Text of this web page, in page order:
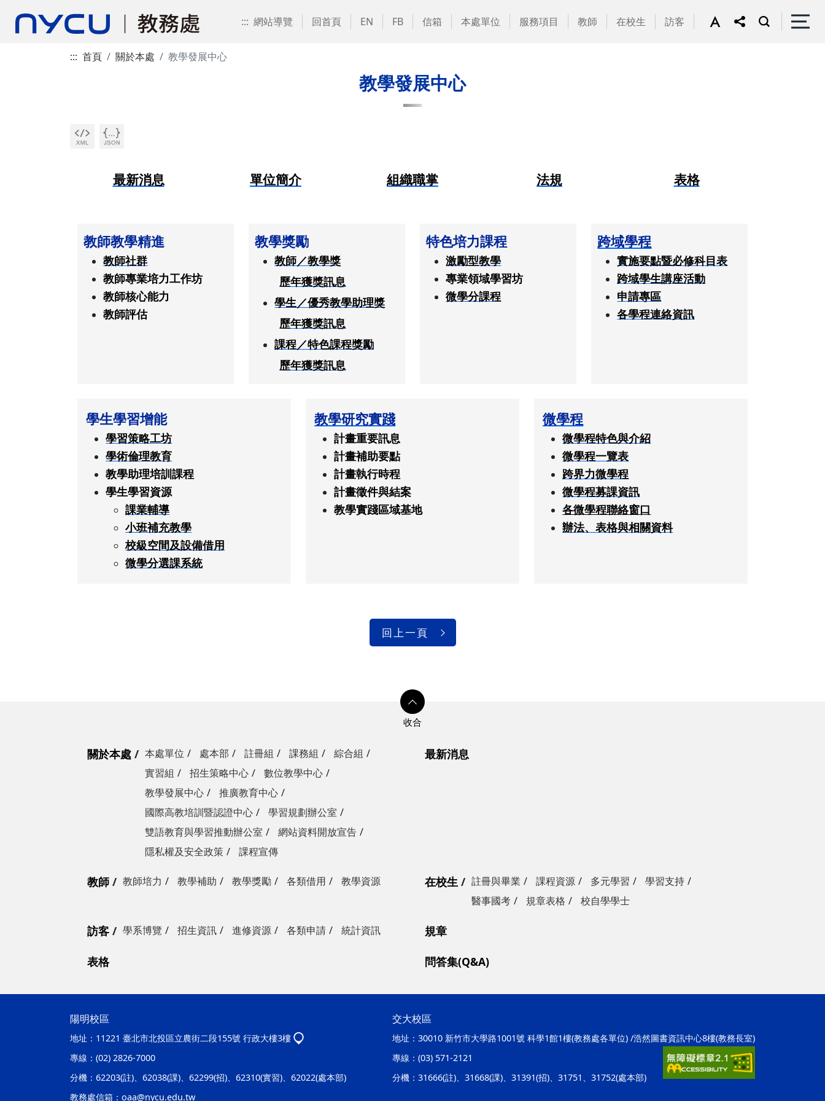
::: 網站導覽 回首頁 EN FB 信箱 本處單位 服務項目 教師 在校生 訪客
::: 首頁 關於本處 教學發展中心
教學發展中心
最新消息 單位簡介 組織職掌 法規 表格
教師教學精進
教師社群
教師專業培力工作坊
教師核心能力
教師評估
教學獎勵
教師／教學獎
歷年獲獎訊息
學生／優秀教學助理獎
歷年獲獎訊息
課程／特色課程獎勵
歷年獲獎訊息
特色培力課程
激勵型教學
專業領域學習坊
微學分課程
跨域學程
實施要點暨必修科目表
跨域學生講座活動
申請專區
各學程連絡資訊
學生學習增能
學習策略工坊
學術倫理教育
教學助理培訓課程
學生學習資源
課業輔導
小班補充教學
校級空間及設備借用
微學分選課系統
教學研究實踐
計畫重要訊息
計畫補助要點
計畫執行時程
計畫徵件與結案
教學實踐區域基地
微學程
微學程特色與介紹
微學程一覽表
跨界力微學程
微學程募課資訊
各微學程聯絡窗口
辦法、表格與相關資料
回上一頁
關於本處 本處單位 處本部 註冊組 課務組
綜合組
實習組
招生策略中心
數位教學中心
教學發展中心
推廣教育中心
國際高教培訓暨認證中心
學習規劃辦公室
雙語教育與學習推動辦公室
網站資料開放宣告
隱私權及安全政策
課程宣傳
最新消息
教師 教師培力 教學補助 教學獎勵 各類借用 教學資源 在校生 註冊與畢業 課程資源 多元學習
學習支持
醫事國考
規章表格 校自學學士
訪客 學系博覽 招生資訊 進修資源 各類申請 統計資訊 規章
表格 問答集(Q&A)
陽明校區
地址： 11221 臺北市北投區立農街二段155號 行政大樓3樓
專線： (02) 2826-7000
分機： 62203(註)、62038(課)、62299(招)、62310(實習)、62022(處本部)
教務處信箱： oaa@nycu.edu.tw
交大校區
地址： 30010 新竹市大學路1001號 科學1館1樓(教務處各單位) /浩然圖書資訊中心8樓(教務長室)
專線： (03) 571-2121
分機： 31666(註)、31668(課)、31391(招)、31751、31752(處本部)